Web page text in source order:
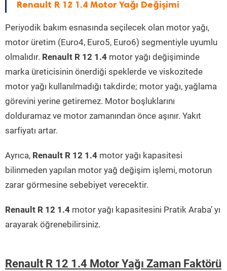
Renault R 12 1.4 Motor Yağı Değişimi
Periyodik bakım esnasında seçilecek olan motor yağı,
motor üretim (Euro4, Euro5, Euro6) segmentiyle uyumlu
olmalıdır. Renault R 12 1.4 motor yağı değişiminde
marka üreticisinin önerdiği speklerde ve viskozitede
motor yağı kullanılmadığı takdirde; motor yağı, yağlama
görevini yerine getiremez. Motor boşluklarını
dolduramaz ve motor zamanından önce aşınır. Yakıt
sarfiyatı artar.
Ayrıca, Renault R 12 1.4 motor yağı kapasitesi
bilinmeden yapılan motor yağ değişim işlemi, motorun
zarar görmesine sebebiyet verecektir.
Renault R 12 1.4 motor yağı kapasitesini Pratik Araba’ yı
arayarak öğrenebilirsiniz.
Renault R 12 1.4 Motor Yağı Zaman Faktörü